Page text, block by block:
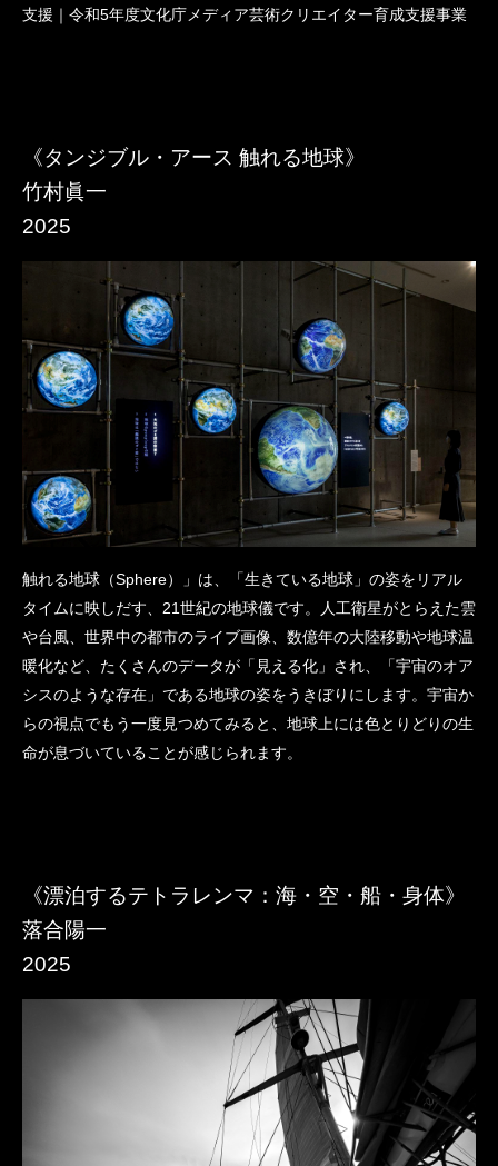
支援｜令和5年度文化庁メディア芸術クリエイター育成支援事業
《タンジブル・アース 触れる地球》
竹村眞一
2025
触れる地球（Sphere）」は、「生きている地球」の姿をリアル
タイムに映しだす、21世紀の地球儀です。人工衛星がとらえた雲
や台風、世界中の都市のライブ画像、数億年の大陸移動や地球温
暖化など、たくさんのデータが「見える化」され、「宇宙のオア
シスのような存在」である地球の姿をうきぼりにします。宇宙か
らの視点でもう一度見つめてみると、地球上には色とりどりの生
命が息づいていることが感じられます。
《漂泊するテトラレンマ：海・空・船・身体》
落合陽一
2025